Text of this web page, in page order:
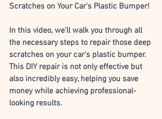
Scratches on Your Car's Plastic Bumper!
In this video, we'll walk you through all
the necessary steps to repair those deep
scratches on your car's plastic bumper.
This DIY repair is not only effective but
also incredibly easy, helping you save
money while achieving professional-
looking results.